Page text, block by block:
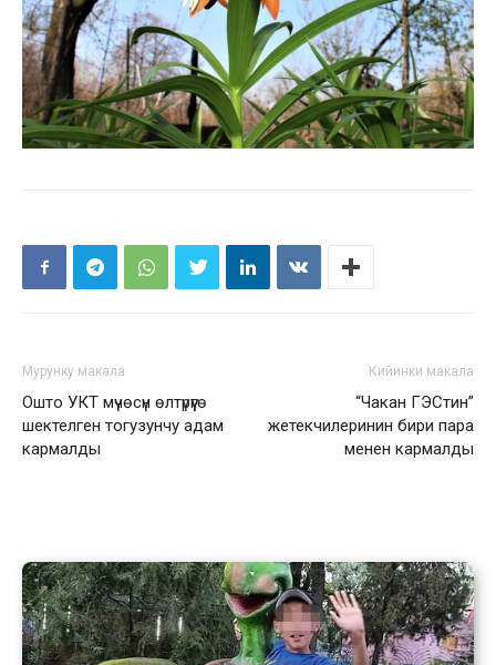
Мурунку макала
Ошто УКТ мүчөсүн өлтүрүүгө
шектелген тогузунчу адам
кармалды
Кийинки макала
“Чакан ГЭСтин”
жетекчилеринин бири пара
менен кармалды